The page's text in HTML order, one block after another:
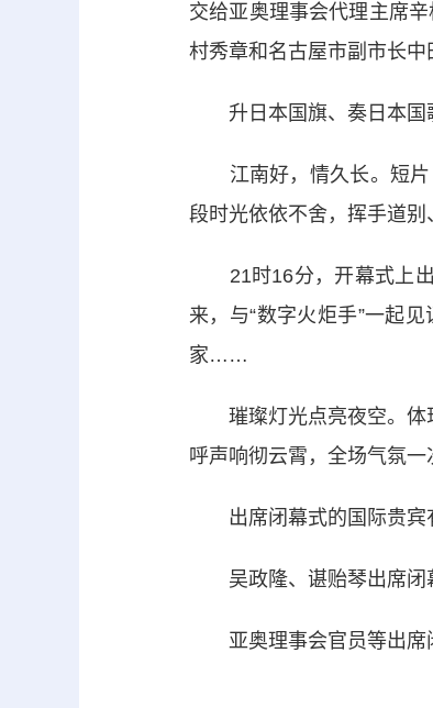
交给亚奥理事会代理主席
村秀章和名古屋市副市长中
升日本国旗、奏日本国歌
江南好，情久长。短片
段时光依依不舍，挥手道别
21时16分，开幕式上出
来，与“数字火炬手”一起
家……
璀璨灯光点亮夜空。体现
呼声响彻云霄，全场气氛
出席闭幕式的国际贵宾有
吴政隆、谌贻琴出席闭
亚奥理事会官员等出席